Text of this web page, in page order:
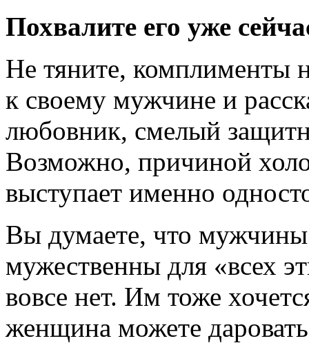
Похвалите его уже
Не тяните, комплименты
к своему мужчине и
любовник, смелый
Возможно, причиной
выступает именно
Вы думаете, что
мужественны для «всех
вовсе нет. Им тоже
женщина можете